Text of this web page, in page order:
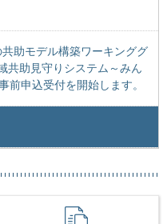
助モデル構築ワーキンググ
共助見守りシステム～みん
前申込受付を開始します。